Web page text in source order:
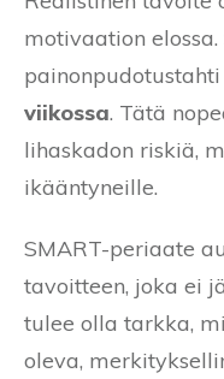
motivaation
painonpudotustahti
viikossa. Tätä
lihaskadon riskiä,
ikääntyneille.
SMART-periaate
tavoitteen, joka ei
tulee olla tarkka,
oleva,